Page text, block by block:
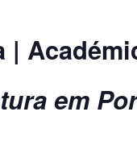
|
em